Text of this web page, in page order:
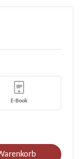
E-Book